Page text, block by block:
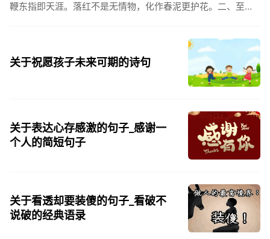
鞭东指即天涯。落红不是无情物，化作春泥更护花。二、至今
关于祝愿孩子未来可期的诗句
关于表达心存感激的句子_感谢一
个人的简短句子
关于看透却要装傻的句子_看破不
说破的经典语录